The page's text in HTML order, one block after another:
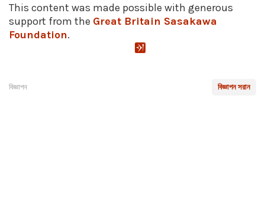
This content was made possible with generous
support from the Great Britain Sasakawa
Foundation.
বিজ্ঞাপন সরান
বিজ্ঞাপন